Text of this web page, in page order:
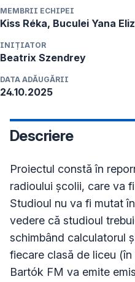
MEMBRII ECHIPEI
Kiss Réka, Buculei Yana
INIȚIATOR
Beatrix Szendrey
DATA ADĂUGĂRII
24.10.2025
Descriere
Proiectul constă în
radioului școlii, care va
Studioul nu va fi mutat
vedere că studioul
schimbând calculatorul
fiecare clasă de liceu
Bartók FM va emite